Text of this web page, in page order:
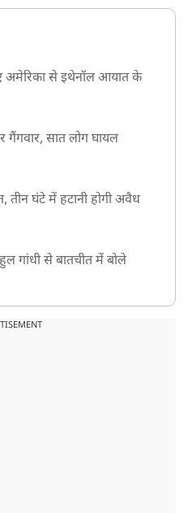
अमेरिका से इथेनॉल आयात के
गैंगवार, सात लोग घायल
घंटे में हटानी होगी अवैध
गांधी से बातचीत में बोले
रांची पहुंच रहा CJP का